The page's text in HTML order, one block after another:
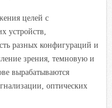
целей с
устройств,
разных конфигураций и
зрения, темновую и
вырабатываются
оптических